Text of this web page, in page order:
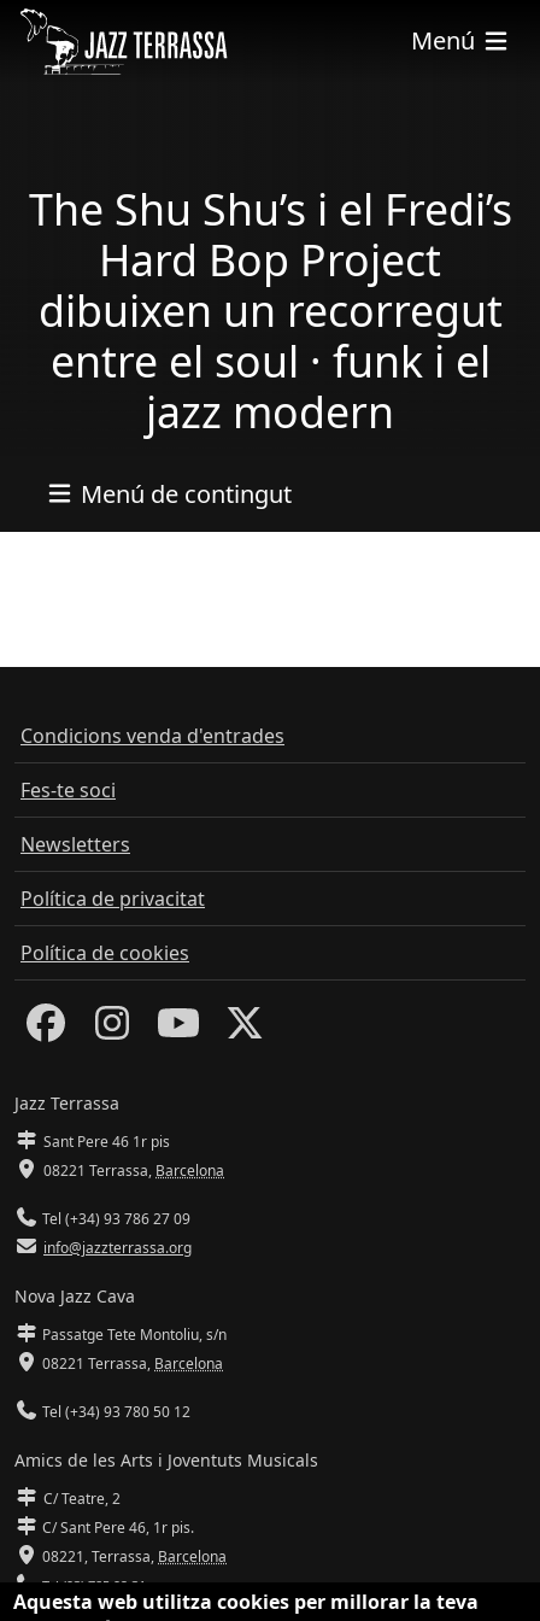
Vés al contingut
Menú
The Shu Shu’s i el Fredi’s
Hard Bop Project
dibuixen un recorregut
entre el soul · funk i el
jazz modern
Menú de contingut
Condicions venda d'entrades
Fes-te soci
Newsletters
Política de privacitat
Política de cookies
Jazz Terrassa
Sant Pere 46 1r pis
08221 Terrassa, Barcelona
Tel (+34) 93 786 27 09
info@jazzterrassa.org
Nova Jazz Cava
Passatge Tete Montoliu, s/n
08221 Terrassa, Barcelona
Tel (+34) 93 780 50 12
Amics de les Arts i Joventuts Musicals
C/ Teatre, 2
C/ Sant Pere 46, 1r pis.
08221,Terrassa, Barcelona
Tel (93) 785 92 31
Aquesta web utilitza cookies per millorar la teva